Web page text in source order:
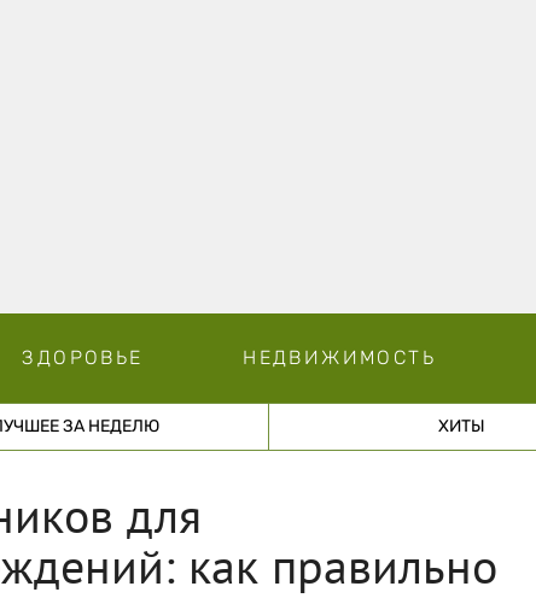
ЗДОРОВЬЕ НЕДВИЖИМОСТЬ
ЗА НЕДЕЛЮ ХИТЫ
для
как правильно